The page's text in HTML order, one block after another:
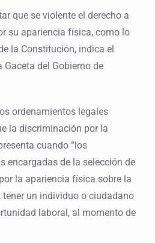
que se violente el derecho a
su apariencia física, como lo
la Constitución, indica el
del Gobierno de
ordenamientos legales
la discriminación por la
cuando “los
encargadas de la selección de
la apariencia física sobre la
un individuo o ciudadano
laboral, al momento de